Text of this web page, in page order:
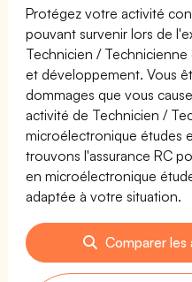
Protégez votre activité
pouvant survenir lors de
Technicien /
et développement. Vous
dommages que vous
activité de Technicien /
microélectronique études
trouvons l'assurance RC
en microélectronique
adaptée à votre situation.
Comparer les